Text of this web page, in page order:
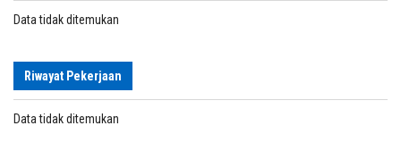
Data tidak ditemukan
Riwayat Pekerjaan
Data tidak ditemukan